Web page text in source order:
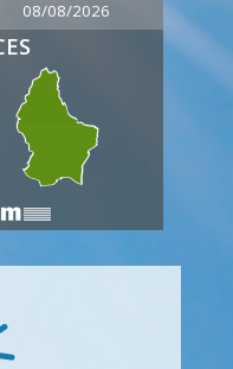
08/08/2026